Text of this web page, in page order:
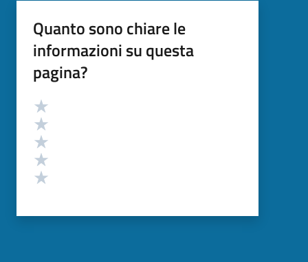
Quanto sono chiare le
informazioni su questa
pagina?
Valutazione